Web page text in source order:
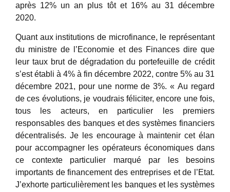
après 12% un an plus tôt et 16% au 31 décembre
2020.
Quant aux institutions de microfinance, le représentant
du ministre de l’Economie et des Finances dire que
leur taux brut de dégradation du portefeuille de crédit
s’est établi à 4% à fin décembre 2022, contre 5% au 31
décembre 2021, pour une norme de 3%. « Au regard
de ces évolutions, je voudrais féliciter, encore une fois,
tous les acteurs, en particulier les premiers
responsables des banques et des systèmes financiers
décentralisés. Je les encourage à maintenir cet élan
pour accompagner les opérateurs économiques dans
ce contexte particulier marqué par les besoins
importants de financement des entreprises et de l’Etat.
J’exhorte particulièrement les banques et les systèmes